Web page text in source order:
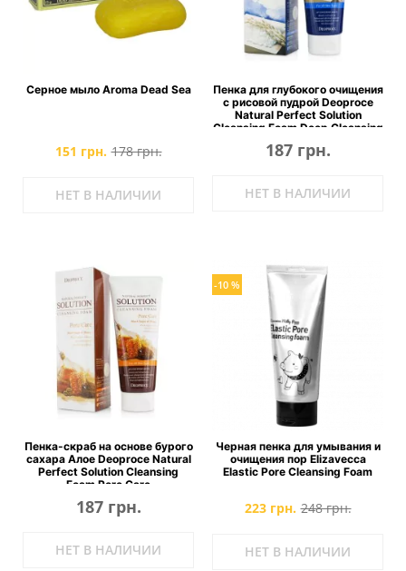
Серное мыло Aroma Dead Sea
151 грн. 178 грн.
НЕТ В НАЛИЧИИ
Пенка для глубокого очищения
с рисовой пудрой Deoproce
Natural Perfect Solution
Cleansing Foam Deep Cleansing
187 грн.
НЕТ В НАЛИЧИИ
Пенка-скраб на основе бурого
сахара Алое Deoproce Natural
Perfect Solution Cleansing
Foam Pore Care
187 грн.
НЕТ В НАЛИЧИИ
-10 %
Черная пенка для умывания и
очищения пор Elizavecca
Elastic Pore Cleansing Foam
223 грн. 248 грн.
НЕТ В НАЛИЧИИ